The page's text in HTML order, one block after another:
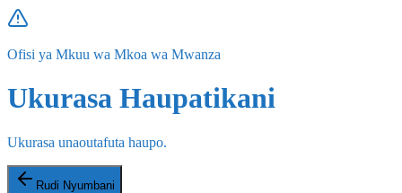
Ofisi ya Mkuu wa Mkoa wa Mwanza
Ukurasa Haupatikani
Ukurasa unaoutafuta haupo.
Rudi Nyumbani